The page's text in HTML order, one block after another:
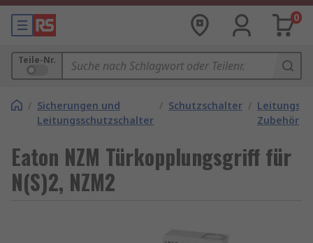
0
Teile-Nr.
/ Sicherungen und
Leitungsschutzschalter
/ Schutzschalter /
Zubehör
Eaton NZM Türkopplungsgriff für
N(S)2, NZM2